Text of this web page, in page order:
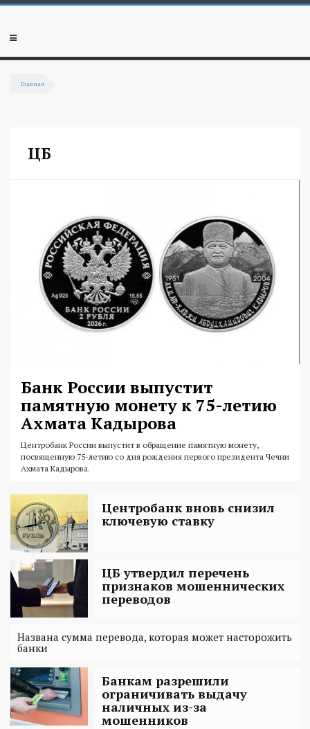
Перейти к основному содержанию
Мобильное
Главная
ЦБ
Банк России выпустит
памятную монету к 75-летию
Ахмата Кадырова
Центробанк России выпустит в обращение памятную монету,
посвященную 75-летию со дня рождения первого президента Чечни
Ахмата Кадырова.
Центробанк вновь снизил
ключевую ставку
ЦБ утвердил перечень
признаков мошеннических
переводов
Названа сумма перевода, которая может насторожить
банки
Банкам разрешили
ограничивать выдачу
наличных из-за
мошенников